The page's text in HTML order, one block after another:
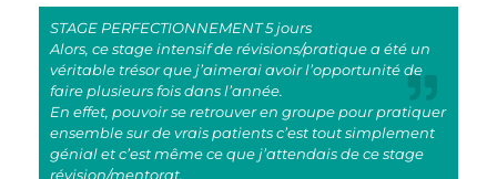
STAGE PERFECTIONNEMENT 5 jours
Alors, ce stage intensif de révisions/pratique a été un
véritable trésor que j’aimerai avoir l’opportunité de
faire plusieurs fois dans l’année.
En effet, pouvoir se retrouver en groupe pour pratiquer
ensemble sur de vrais patients c’est tout simplement
génial et c’est même ce que j’attendais de ce stage
révision/mentorat.